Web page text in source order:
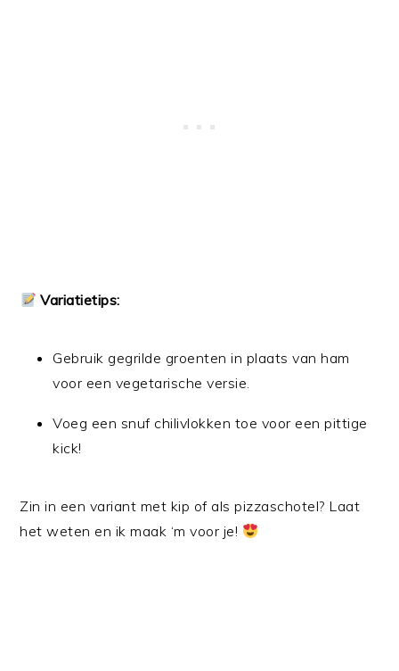
Variatietips:
Gebruik gegrilde groenten in plaats van ham
voor een vegetarische versie.
Voeg een snuf chilivlokken toe voor een pittige
kick!
Zin in een variant met kip of als pizzaschotel? Laat
het weten en ik maak ‘m voor je!